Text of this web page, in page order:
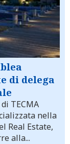
di delega
TECMA
nella
Real Estate,
alla...